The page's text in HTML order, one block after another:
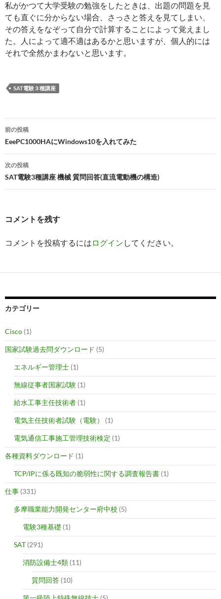
私がかつて大学受験の勉強をしたときは、出題の問題を見
ても直ぐに分からない場合、さっさと答えを見てしまい、
その答えをなぞって自分で計算することによって覚えまし
た。人によって適不適はあるかと思いますが、個人的には
それで全然かまわないと思います。
SAT電験３種講座
投
稿
ナ
ビ
ゲ
ョ
前の投稿
EeePC1000HAにWindows10を入れてみた
次の投稿
SAT電験3種講座 機械 質問回答(直流電動機の構造)
コメントを残す
コメントを投稿するには ログイン してください。
カテゴリー
Cisco (1)
国家試験過去問ダウンロード (5)
エネルギー管理士 (1)
無線従事者国家試験 (1)
給水工事主任技術者 (1)
電気主任技術者試験（電験） (1)
電気通信工事施工管理技術検定 (1)
各種資料ダウンロード (1)
TCP/IPに係る既知の脆弱性に関する調査報告書 (1)
仕事 (331)
多摩職業能力開発センター府中校 (5)
電験3種基礎 (1)
SAT (291)
消防設備士4類 (11)
質問回答 (10)